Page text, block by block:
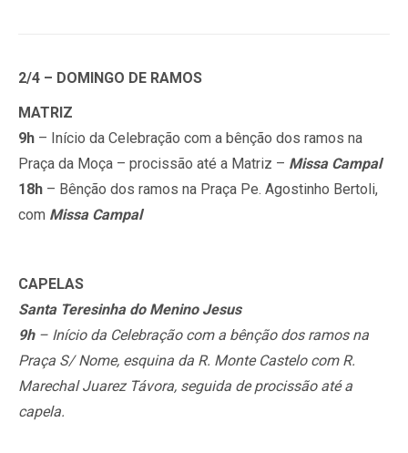
2/4 – DOMINGO DE RAMOS
MATRIZ
9h – Início da Celebração com a bênção dos ramos na
Praça da Moça – procissão até a Matriz – Missa Campal
18h – Bênção dos ramos na Praça Pe. Agostinho Bertoli,
com Missa Campal
CAPELAS
Santa Teresinha do Menino Jesus
9h– Início da Celebração com a bênção dos ramos na
Praça S/ Nome, esquina da R. Monte Castelo com R.
Marechal Juarez Távora, seguida de procissão até a
capela.